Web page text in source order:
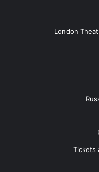
London
Tickets